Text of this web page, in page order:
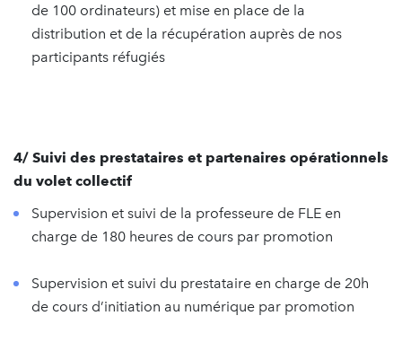
de 100 ordinateurs) et mise en place de la
distribution et de la récupération auprès de nos
participants réfugiés
4/ Suivi des prestataires et partenaires opérationnels
du volet collectif
Supervision et suivi de la professeure de FLE en
charge de 180 heures de cours par promotion
Supervision et suivi du prestataire en charge de 20h
de cours d’initiation au numérique par promotion